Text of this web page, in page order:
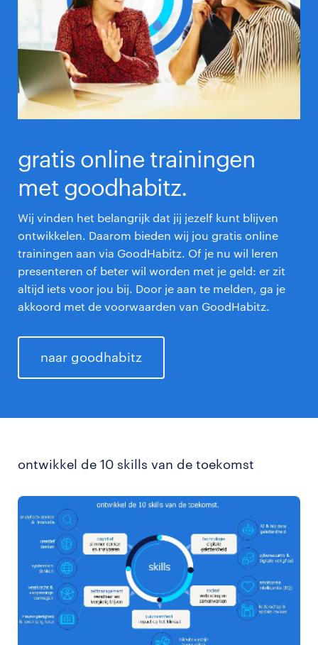
gratis online trainingen
met goodhabitz.
Wij vinden het belangrijk dat jij jezelf kunt blijven
ontwikkelen. Daarom bieden wij jou gratis online
trainingen aan via GoodHabitz. Of je nu wil leren
presenteren of beter wil worden met je geld: er zit
altijd iets voor jou bij. Door je aan te melden, ga je
akkoord met de voorwaarden van GoodHabitz.
naar goodhabitz
ontwikkel de 10 skills van de toekomst